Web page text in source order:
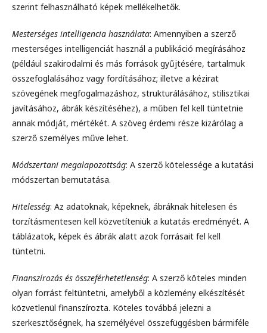
szerint felhasználható képek mellékelhetők.
Mesterséges intelligencia használata: Amennyiben a szerző
mesterséges intelligenciát használ a publikáció megírásához
(például szakirodalmi és más források gyűjtésére, tartalmuk
összefoglalásához vagy fordításához; illetve a kézirat
szövegének megfogalmazáshoz, strukturálásához, stilisztikai
javításához, ábrák készítéséhez), a műben fel kell tüntetnie
annak módját, mértékét. A szöveg érdemi része kizárólag a
szerző személyes műve lehet.
Módszertani megalapozottság: A szerző kötelessége a kutatási
módszertan bemutatása.
Hitelesség: Az adatoknak, képeknek, ábráknak hitelesen és
torzításmentesen kell közvetíteniük a kutatás eredményét. A
táblázatok, képek és ábrák alatt azok forrásait fel kell
tüntetni.
Finanszírozás és összeférhetetlenség: A szerző köteles minden
olyan forrást feltüntetni, amelyből a közlemény elkészítését
közvetlenül finanszírozta. Köteles továbbá jelezni a
szerkesztőségnek, ha személyével összefüggésben bármiféle